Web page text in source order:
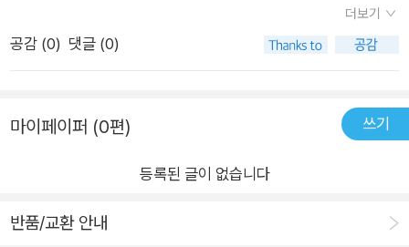
​그런데 과연 인간 세상에서 하나님처럼 무조건적인 사랑 즉 환대
를 행할 수 있을까? 조건 없이 환대를 끝까지 베풀 사람은 아마도
일반 상식 말이다. 여기에서 조금 더 나아가 내가 상처받지 않을
만큼 환대를 베푼다면 이것만 하더라도 칭찬받을 행위가 아닐
까?​더불어 사람들과 함께 살아가는 세상을 만들기 위해 환대의
는 것 같다. ​「환대의 신학」김진혁 저자는 환대의 의미를 다양한
is)이 된다. 환대는 어렵다. 손님에게 나의 공간을 내주는 행위. 그
것은 위험한 행위이기 때문이다. 그래서 host는 손님에게 이런
저런 조건을 붙이기도 하고, 자기 뜻대로, 범위 안에서만 움직여
주길 바라지만, 그건 진정한 의미에서 환대라고 할 수 없다. 환대
는 기본적으로 공간을 내주는 것이다. 단순 물리적 공간뿐 아니라
땅이고 정서적 공간이기도 하다. 환대. philoxenia는 philos 사랑
대이다. 환대가 어려운 이유. 환대했더니 내게 어떤 피해를 입힐
더보기
공감 (0) 댓글 (0)
마이페이퍼 (0편) 쓰기
등록된 글이 없습니다
반품/교환 안내